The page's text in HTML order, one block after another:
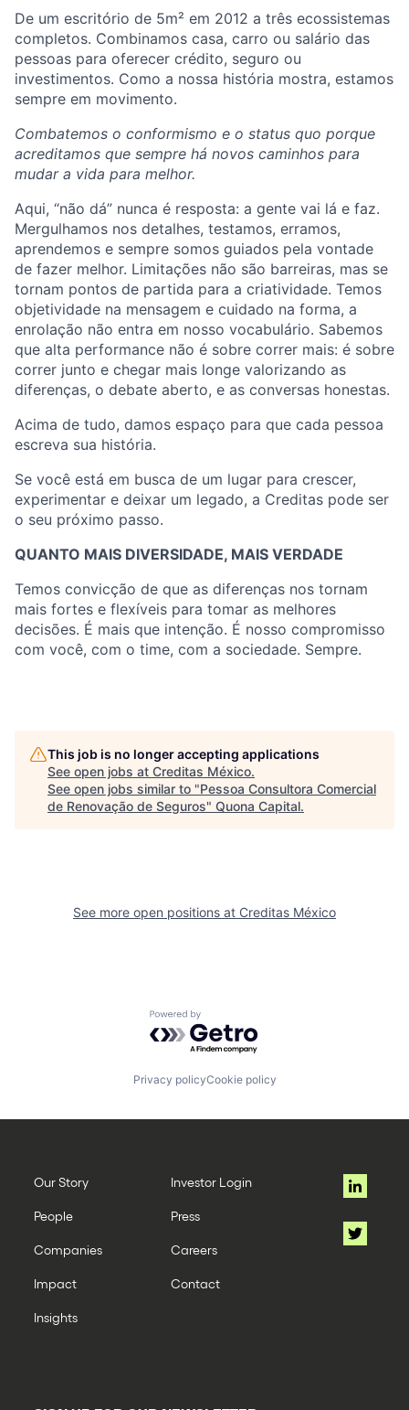
De um escritório de 5m² em 2012 a três ecossistemas
completos. Combinamos casa, carro ou salário das
pessoas para oferecer crédito, seguro ou
investimentos. Como a nossa história mostra, estamos
sempre em movimento.
Combatemos o conformismo e o status quo porque
acreditamos que sempre há novos caminhos para
mudar a vida para melhor.
Aqui, “não dá” nunca é resposta: a gente vai lá e faz.
Mergulhamos nos detalhes, testamos, erramos,
aprendemos e sempre somos guiados pela vontade
de fazer melhor. Limitações não são barreiras, mas se
tornam pontos de partida para a criatividade. Temos
objetividade na mensagem e cuidado na forma, a
enrolação não entra em nosso vocabulário. Sabemos
que alta performance não é sobre correr mais: é sobre
correr junto e chegar mais longe valorizando as
diferenças, o debate aberto, e as conversas honestas.
Acima de tudo, damos espaço para que cada pessoa
escreva sua história.
Se você está em busca de um lugar para crescer,
experimentar e deixar um legado, a Creditas pode ser
o seu próximo passo.
QUANTO MAIS DIVERSIDADE, MAIS VERDADE
Temos convicção de que as diferenças nos tornam
mais fortes e flexíveis para tomar as melhores
decisões. É mais que intenção. É nosso compromisso
com você, com o time, com a sociedade. Sempre.
This job is no longer accepting applications
See open jobs at Creditas México.
See open jobs similar to "Pessoa Consultora Comercial
de Renovação de Seguros" Quona Capital.
See more open positions at Creditas México
Powered by Getro.com
Privacy policyCookie policy
Our Story
People
Companies
Impact
Insights
Investor Login
Press
Careers
Contact